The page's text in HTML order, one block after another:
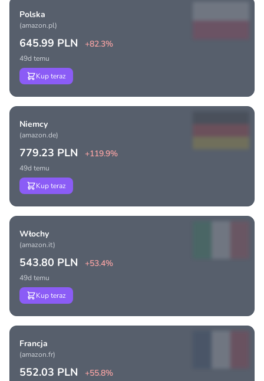
Polska
(amazon.pl)
645.99 PLN +82.3%
49d temu
Kup teraz
Niemcy
(amazon.de)
779.23 PLN +119.9%
49d temu
Kup teraz
Włochy
(amazon.it)
543.80 PLN +53.4%
49d temu
Kup teraz
Francja
(amazon.fr)
552.03 PLN +55.8%